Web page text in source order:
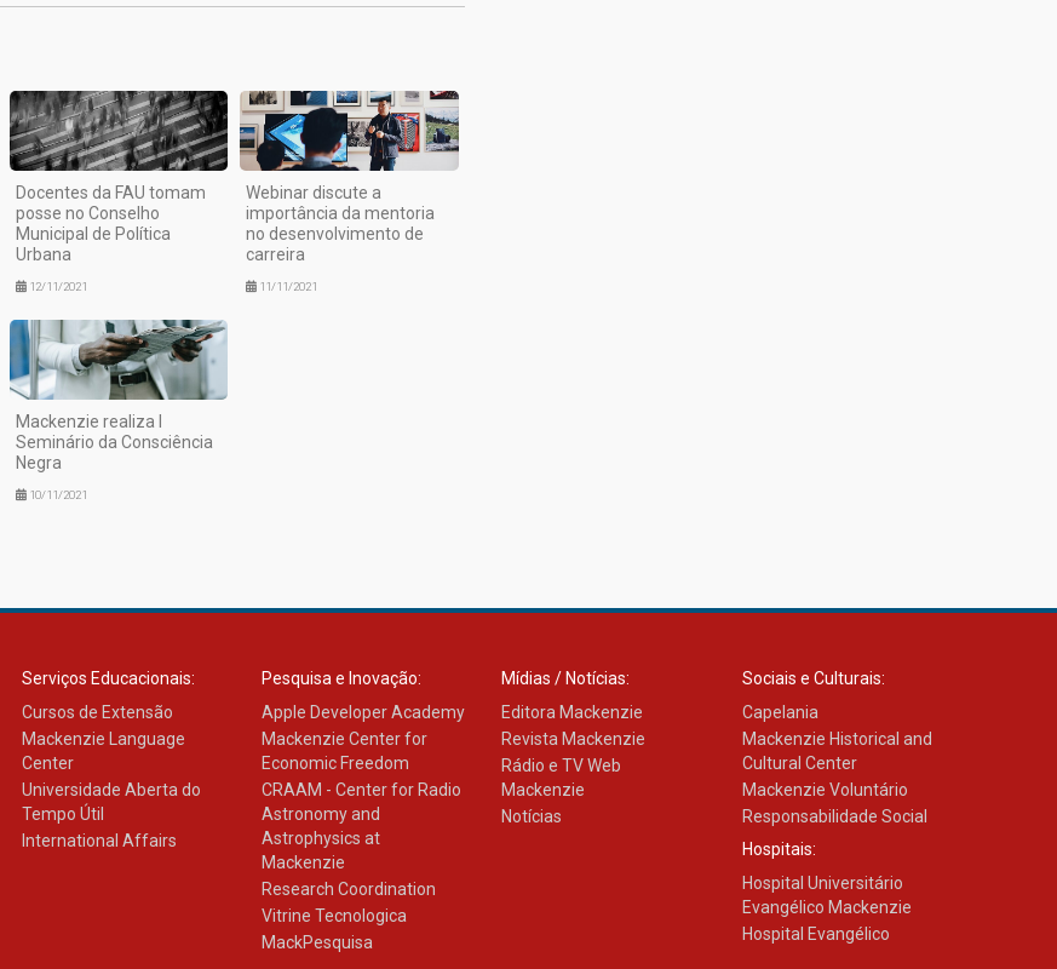
Docentes da FAU tomam
posse no Conselho
Municipal de Política
Urbana
12/11/2021
Webinar discute a
importância da mentoria
no desenvolvimento de
carreira
11/11/2021
Mackenzie realiza I
Seminário da Consciência
Negra
10/11/2021
Serviços Educacionais:
Cursos de Extensão
Mackenzie Language
Center
Universidade Aberta do
Tempo Útil
International Affairs
Pesquisa e Inovação:
Apple Developer Academy
Mackenzie Center for
Economic Freedom
CRAAM - Center for Radio
Astronomy and
Astrophysics at
Mackenzie
Research Coordination
Vitrine Tecnologica
MackPesquisa
Mídias / Notícias:
Editora Mackenzie
Revista Mackenzie
Rádio e TV Web
Mackenzie
Notícias
Sociais e Culturais:
Capelania
Mackenzie Historical and
Cultural Center
Mackenzie Voluntário
Responsabilidade Social
Hospitais:
Hospital Universitário
Evangélico Mackenzie
Hospital Evangélico